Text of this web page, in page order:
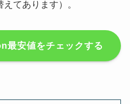
てあります）。
最安値をチェックする